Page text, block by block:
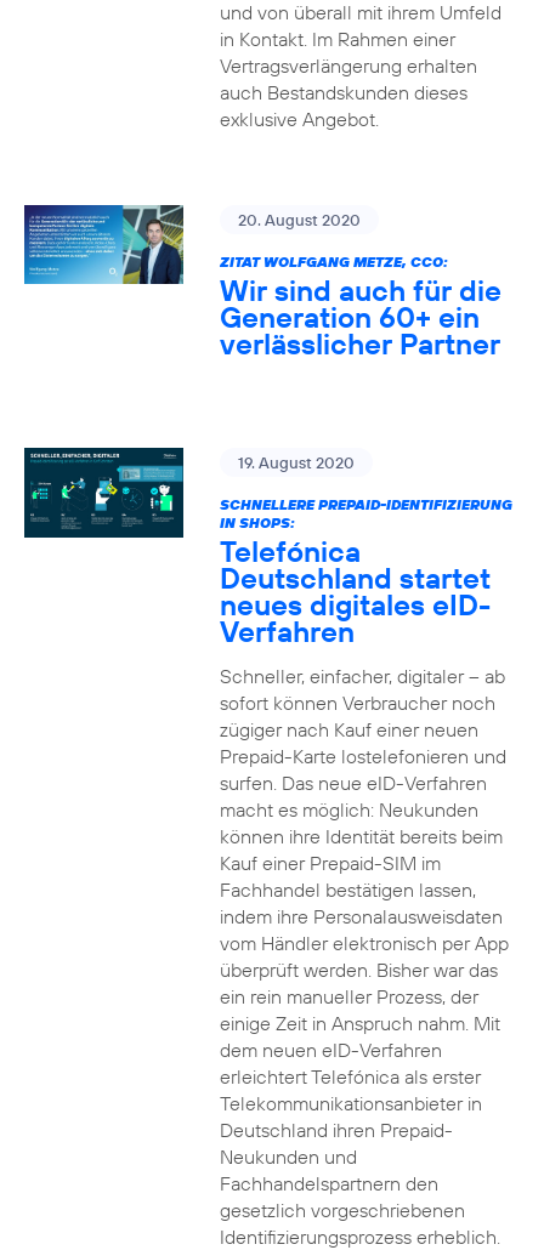
und von überall mit ihrem Umfeld
in Kontakt. Im Rahmen einer
Vertragsverlängerung erhalten
auch Bestandskunden dieses
exklusive Angebot.
20. August 2020
ZITAT WOLFGANG METZE, CCO:
Wir sind auch für die
Generation 60+ ein
verlässlicher Partner
19. August 2020
SCHNELLERE PREPAID-IDENTIFIZIERUNG
IN SHOPS:
Telefónica
Deutschland startet
neues digitales eID-
Verfahren
Schneller, einfacher, digitaler – ab
sofort können Verbraucher noch
zügiger nach Kauf einer neuen
Prepaid-Karte lostelefonieren und
surfen. Das neue eID-Verfahren
macht es möglich: Neukunden
können ihre Identität bereits beim
Kauf einer Prepaid-SIM im
Fachhandel bestätigen lassen,
indem ihre Personalausweisdaten
vom Händler elektronisch per App
überprüft werden. Bisher war das
ein rein manueller Prozess, der
einige Zeit in Anspruch nahm. Mit
dem neuen eID-Verfahren
erleichtert Telefónica als erster
Telekommunikationsanbieter in
Deutschland ihren Prepaid-
Neukunden und
Fachhandelspartnern den
gesetzlich vorgeschriebenen
Identifizierungsprozess erheblich.